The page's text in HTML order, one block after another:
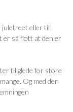
juletreet eller til
er så flott at den er
til glede for store
Og med den